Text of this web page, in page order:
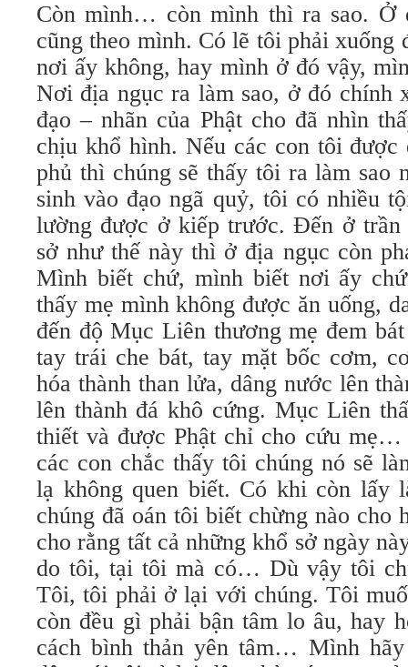
Còn mình… còn mình thì ra sao. Ở
cũng theo mình. Có lẽ tôi phải xuống
nơi ấy không, hay mình ở đó vậy,
Nơi địa ngục ra làm sao, ở đó chính
đạo – nhãn của Phật cho đã nhìn
chịu khổ hình. Nếu các con tôi được
phủ thì chúng sẽ thấy tôi ra làm
sinh vào đạo ngã quỷ, tôi có nhiều
lường được ở kiếp trước. Đến ở trần
sở như thế này thì ở địa ngục còn
Mình biết chứ, mình biết nơi ấy
thấy mẹ mình không được ăn uống,
đến độ Mục Liên thương mẹ đem
tay trái che bát, tay mặt bốc cơm,
hóa thành than lửa, dâng nước lên
lên thành đá khô cứng. Mục Liên
thiết và được Phật chỉ cho cứu
các con chắc thấy tôi chúng nó sẽ
lạ không quen biết. Có khi còn lấy
chúng đã oán tôi biết chừng nào cho
cho rằng tất cả những khổ sở ngày
do tôi, tại tôi mà có… Dù vậy tôi
Tôi, tôi phải ở lại với chúng. Tôi
còn đều gì phải bận tâm lo âu,
cách bình thản yên tâm… Mình